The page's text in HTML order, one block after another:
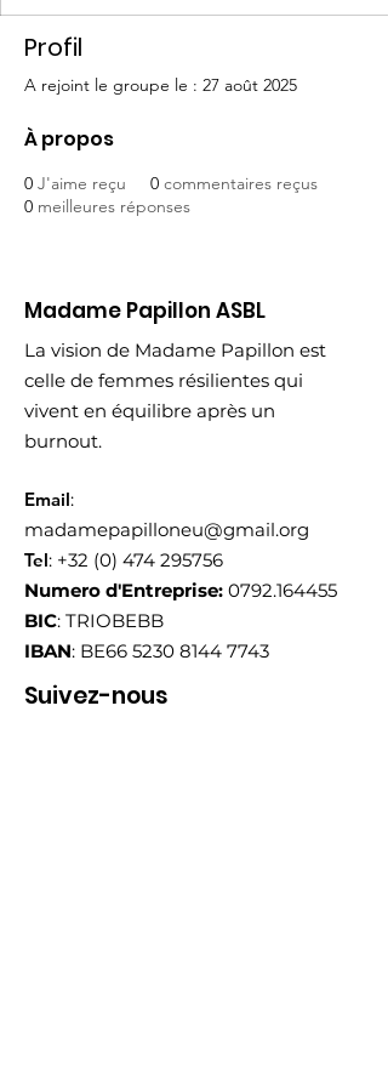
Profil
A rejoint le groupe le : 27 août 2025
À propos
0 J'aime reçu 0 commentaires reçus
0 meilleures réponses
Madame Papillon ASBL
La vision de Madame Papillon est
celle de femmes résilientes qui
vivent en équilibre après un
burnout.
Email:
madamepapilloneu@gmail.org
Tel: +32 (0) 474 295756
Numero d'Entreprise: 0792.164455
BIC: TRIOBEBB
IBAN: BE66 5230 8144 7743
Suivez-nous